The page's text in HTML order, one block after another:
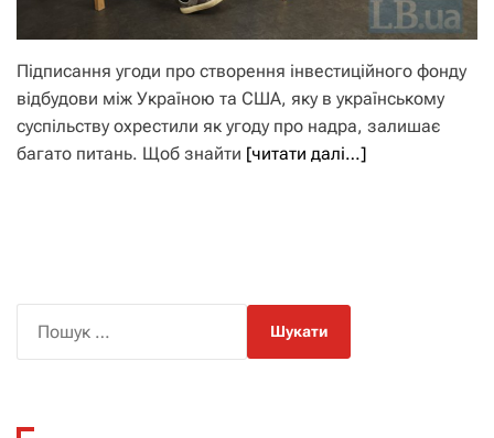
Підписання угоди про створення інвестиційного фонду
відбудови між Україною та США, яку в українському
суспільству охрестили як угоду про надра, залишає
багато питань. Щоб знайти [читати далі…]
к